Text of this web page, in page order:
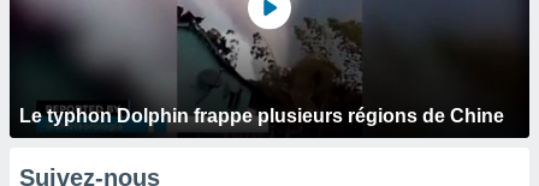
Le typhon Dolphin frappe plusieurs régions de Chine
Suivez-nous